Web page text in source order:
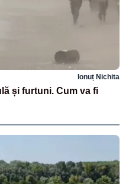
Ionuț Nichita
și furtuni. Cum va fi